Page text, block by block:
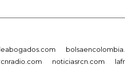
noticiasrcn.com